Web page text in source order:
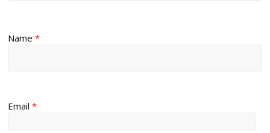
Name*
Email*